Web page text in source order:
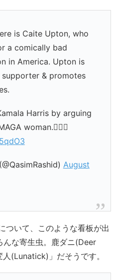
is Caite Upton, who
a comically bad
in America. Upton is
& promotes
Harris by arguing
woman.🤦🏽‍♂️
August
ついて、このような看板が出
んな寄生虫。鹿ダニ(Deer
(Lunatick)」だそうです。